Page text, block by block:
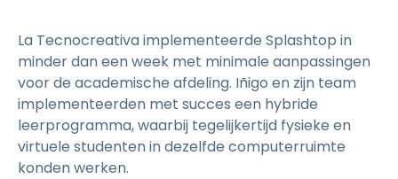
La Tecnocreativa implementeerde Splashtop in
minder dan een week met minimale aanpassingen
voor de academische afdeling. Iñigo en zijn team
implementeerden met succes een hybride
leerprogramma, waarbij tegelijkertijd fysieke en
virtuele studenten in dezelfde computerruimte
konden werken.